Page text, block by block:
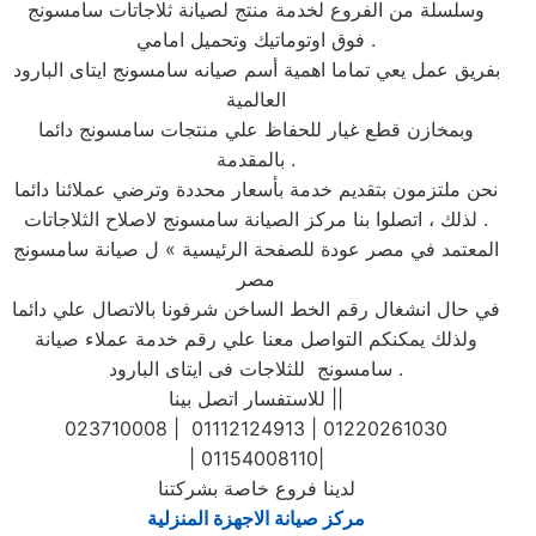
وسلسلة من الفروع لخدمة منتج لصيانة ثلاجاتات سامسونج
فوق اوتوماتيك وتحميل امامي .
بفريق عمل يعي تماما اهمية أسم صيانه سامسونج ايتاى البارود
العالمية
وبمخازن قطع غيار للحفاظ علي منتجات سامسونج دائما
بالمقدمة .
نحن ملتزمون بتقديم خدمة بأسعار محددة وترضي عملائنا دائما
. لذلك ، اتصلوا بنا مركز الصيانة سامسونج لاصلاح الثلاجاتات
المعتمد في مصر عودة للصفحة الرئيسية » ل صيانة سامسونج
مصر
في حال انشغال رقم الخط الساخن شرفونا بالاتصال علي دائما
ولذلك يمكنكم التواصل معنا علي رقم خدمة عملاء صيانة
سامسونج للثلاجات فى ايتاى البارود .
023710008 | 01112124913 | 01220261030
| 01154008110|
لدينا فروع خاصة بشركتنا
مركز صيانة الاجهزة المنزلية